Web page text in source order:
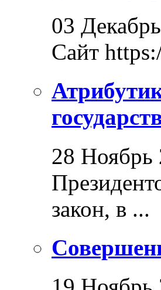
03
Сайт
28 Ноябрь
закон, в ...